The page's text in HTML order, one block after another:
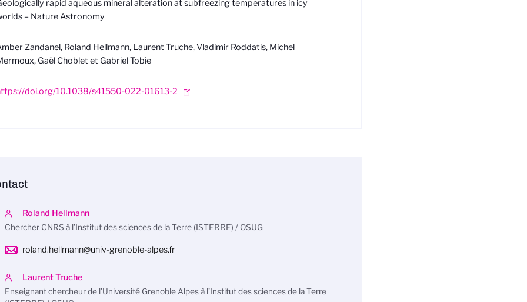
rapid aqueous mineral alteration at subfreezing temperatures in icy
– Nature Astronomy
Zandanel, Roland Hellmann, Laurent Truche, Vladimir Roddatis, Michel
Gaël Choblet et Gabriel Tobie
doi.org/10.1038/s41550-022-01613-2
Roland Hellmann
Chercher CNRS à l’Institut des sciences de la Terre (ISTERRE) / OSUG
roland.hellmann@univ-grenoble-alpes.fr
Laurent Truche
Enseignant chercheur de l’Université Grenoble Alpes à l’Institut des sciences de la Terre